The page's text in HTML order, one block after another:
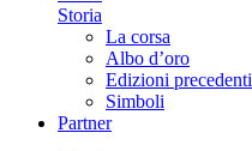
Storia
La corsa
Albo d’oro
Edizioni precedenti
Simboli
Partner